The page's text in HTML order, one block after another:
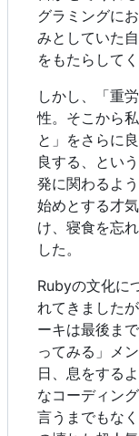
グラミングに
みとしていた
をもたらしてく
しかし、「重
性。そこから
と」をさらに
良する、とい
発に関わるよ
始めとする才
け、寝食を忘
した。
Rubyの文化に
れてきました
ーキは最後ま
ってみる」メ
日、息をする
なコーディン
言うまでもな